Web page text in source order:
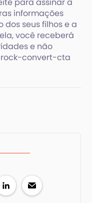
informações
seus filhos e a
você receberá
e não
convert-cta